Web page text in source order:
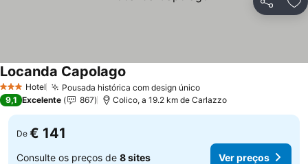
Partilhar
3 EstrelasHotel Pousada histórica com design único
Locanda Capolago
9,1 Excelente 867 Colico, a 19.2 km de Carlazzo
De € 141
Consulte os preços de 8 sites Ver preços